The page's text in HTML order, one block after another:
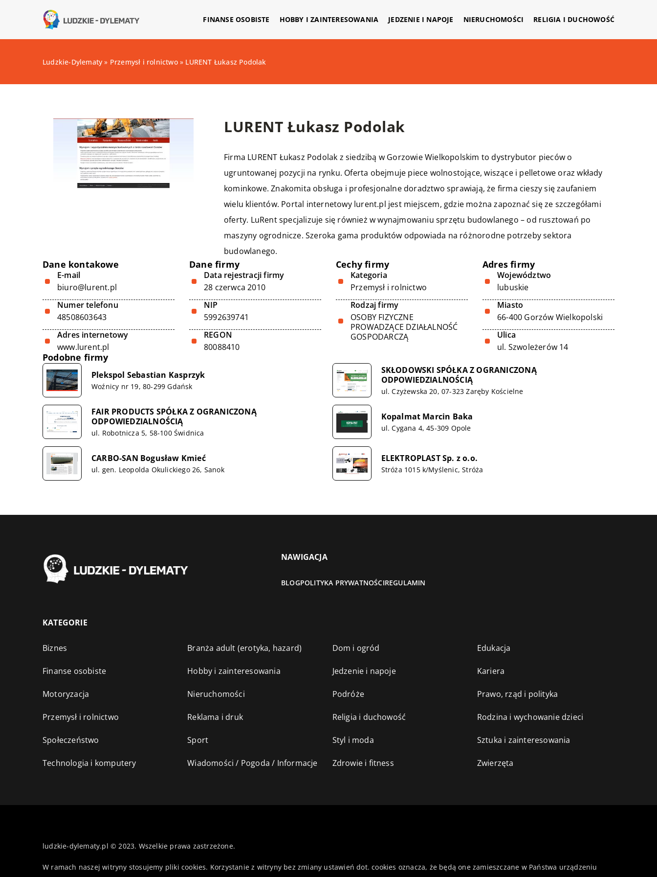
FINANSE OSOBISTE HOBBY I ZAINTERESOWANIA JEDZENIE I NAPOJE NIERUCHOMOŚCI RELIGIA I DUCHOWOŚĆ
Ludzkie-Dylematy » Przemysł i rolnictwo» LURENT Łukasz Podolak
LURENT Łukasz Podolak
Firma LURENT Łukasz Podolak z siedzibą w Gorzowie Wielkopolskim to dystrybutor pieców o
ugruntowanej pozycji na rynku. Oferta obejmuje piece wolnostojące, wiszące i pelletowe oraz wkłady
kominkowe. Znakomita obsługa i profesjonalne doradztwo sprawiają, że firma cieszy się zaufaniem
wielu klientów. Portal internetowy lurent.pl jest miejscem, gdzie można zapoznać się ze szczegółami
oferty. LuRent specjalizuje się również w wynajmowaniu sprzętu budowlanego – od rusztowań po
maszyny ogrodnicze. Szeroka gama produktów odpowiada na różnorodne potrzeby sektora
budowlanego.
Dane kontakowe
E-mail
biuro@lurent.pl
Numer telefonu
48508603643
Adres internetowy
www.lurent.pl
Dane firmy
Data rejestracji firmy
28 czerwca 2010
NIP
5992639741
REGON
80088410
Cechy firmy
Kategoria
Przemysł i rolnictwo
Rodzaj firmy
OSOBY FIZYCZNE
PROWADZĄCE DZIAŁALNOŚĆ
GOSPODARCZĄ
Adres firmy
Województwo
lubuskie
Miasto
66-400 Gorzów Wielkopolski
Ulica
ul. Szwoleżerów 14
Podobne firmy
Plekspol Sebastian Kasprzyk
Woźnicy nr 19, 80-299 Gdańsk
SKŁODOWSKI SPÓŁKA Z OGRANICZONĄ
ODPOWIEDZIALNOŚCIĄ
ul. Czyżewska 20, 07-323 Zaręby Kościelne
FAIR PRODUCTS SPÓŁKA Z OGRANICZONĄ
ODPOWIEDZIALNOŚCIĄ
ul. Robotnicza 5, 58-100 Świdnica
Kopalmat Marcin Baka
ul. Cygana 4, 45-309 Opole
CARBO-SAN Bogusław Kmieć
ul. gen. Leopolda Okulickiego 26, Sanok
ELEKTROPLAST Sp. z o.o.
Stróża 1015 k/Myślenic, Stróża
NAWIGACJA
BLOGPOLITYKA PRYWATNOŚCIREGULAMIN
KATEGORIE
Biznes Branża adult (erotyka, hazard) Dom i ogród Edukacja
Finanse osobiste Hobby i zainteresowania Jedzenie i napoje Kariera
Motoryzacja Nieruchomości Podróże Prawo, rząd i polityka
Przemysł i rolnictwo Reklama i druk Religia i duchowość Rodzina i wychowanie dzieci
Społeczeństwo Sport Styl i moda Sztuka i zainteresowania
Technologia i komputery Wiadomości / Pogoda / Informacje Zdrowie i fitness Zwierzęta
ludzkie-dylematy.pl © 2023. Wszelkie prawa zastrzeżone.
W ramach naszej witryny stosujemy pliki cookies. Korzystanie z witryny bez zmiany ustawień dot. cookies oznacza, że będą one zamieszczane w Państwa urządzeniu